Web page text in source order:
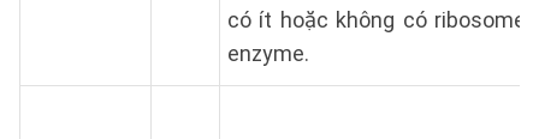
có ít hoặc không có
enzyme.